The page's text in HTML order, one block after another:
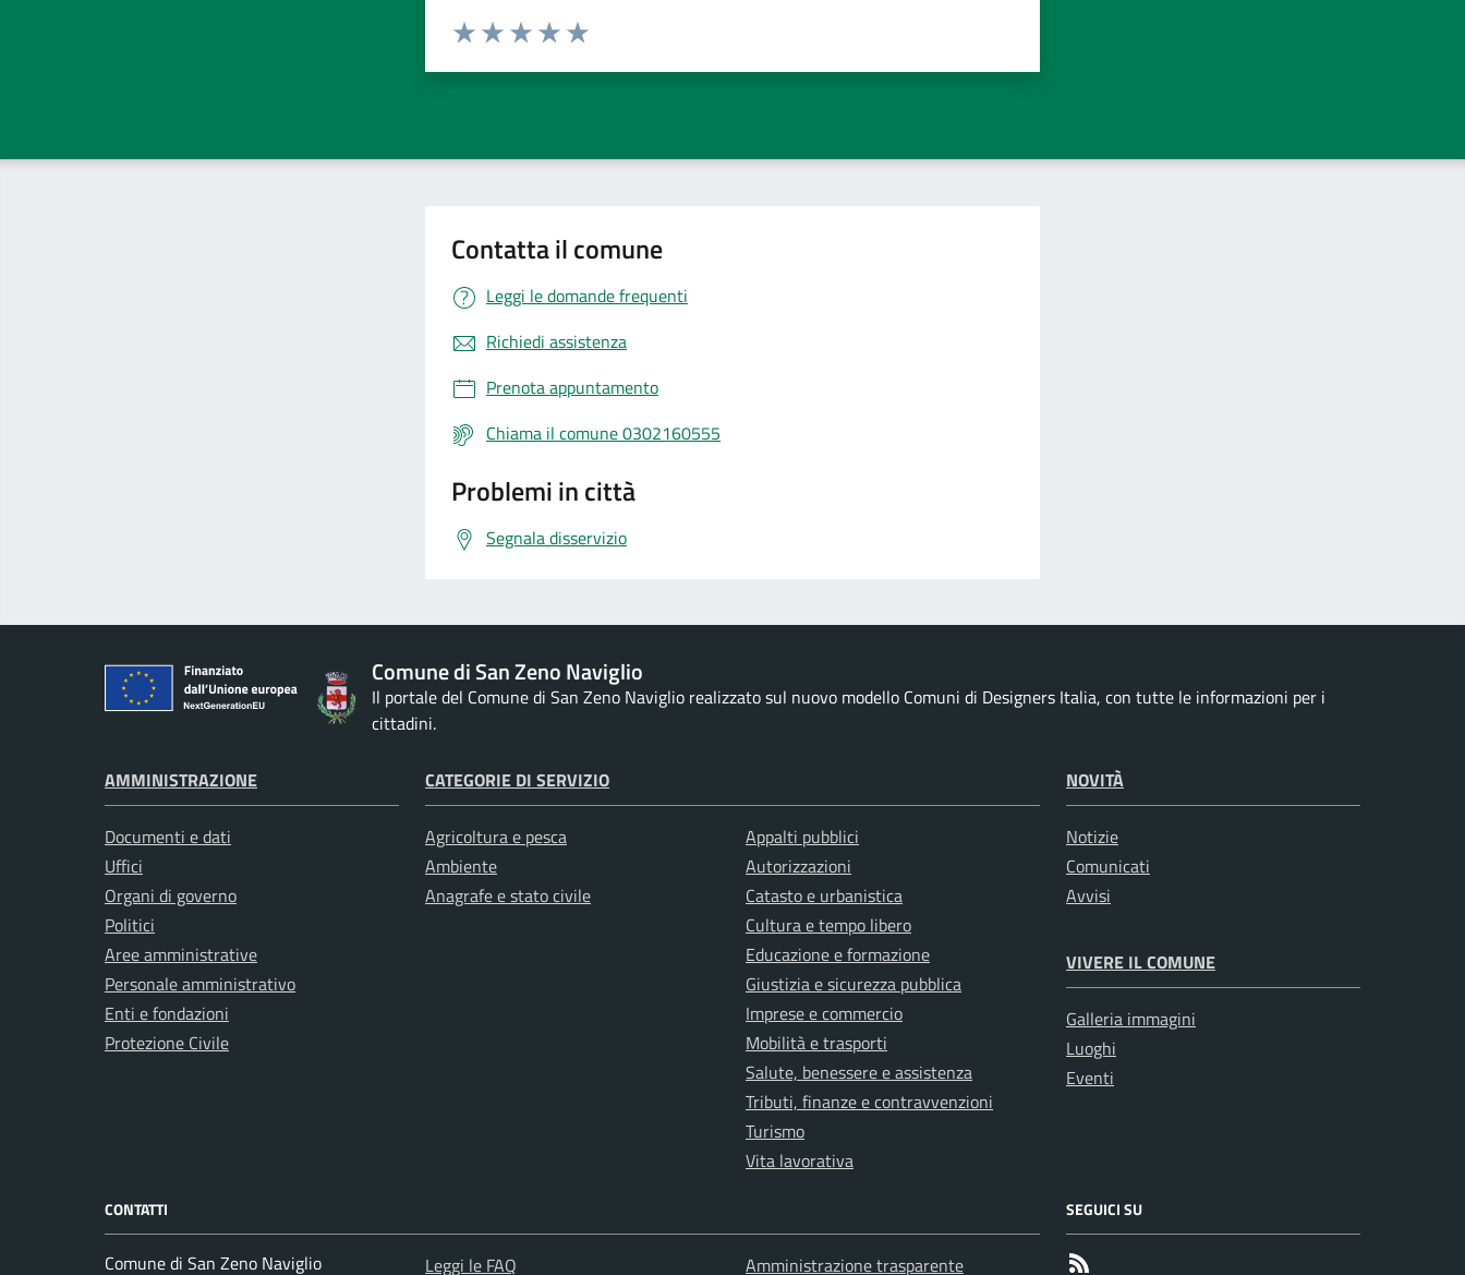
Valuta da 1 a 5 stelle la pagina
Contatta il comune
Leggi le domande frequenti
Richiedi assistenza
Prenota appuntamento
Chiama il comune 0302160555
Problemi in città
Segnala disservizio
Comune di San Zeno Naviglio
Il portale del Comune di San Zeno Naviglio realizzato sul nuovo modello Comuni di Designers Italia, con tutte le informazioni per i
cittadini.
AMMINISTRAZIONE
Documenti e dati
Uffici
Organi di governo
Politici
Aree amministrative
Personale amministrativo
Enti e fondazioni
Protezione Civile
CATEGORIE DI SERVIZIO
Agricoltura e pesca
Ambiente
Anagrafe e stato civile
Appalti pubblici
Autorizzazioni
Catasto e urbanistica
Cultura e tempo libero
Educazione e formazione
Giustizia e sicurezza pubblica
Imprese e commercio
Mobilità e trasporti
Salute, benessere e assistenza
Tributi, finanze e contravvenzioni
Turismo
Vita lavorativa
NOVITÀ
Notizie
Comunicati
Avvisi
VIVERE IL COMUNE
Galleria immagini
Luoghi
Eventi
CONTATTI
Comune di San Zeno Naviglio Leggi le FAQ Amministrazione trasparente
SEGUICI SU